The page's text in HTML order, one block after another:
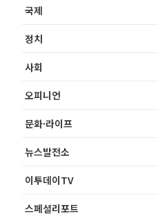
국제
정치
사회
오피니언
문화·라이프
뉴스발전소
이투데이TV
스페셜리포트